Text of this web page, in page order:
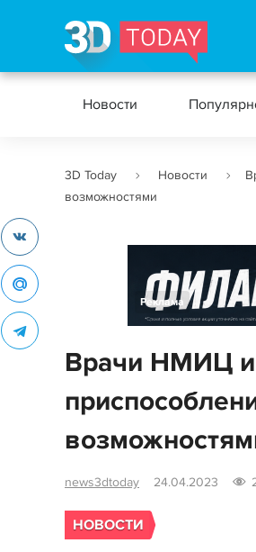
Новости
3D Today Новости
возможностями
Реклама
Врачи НМИЦ
news3dtoday 24.04.2023
НОВОСТИ